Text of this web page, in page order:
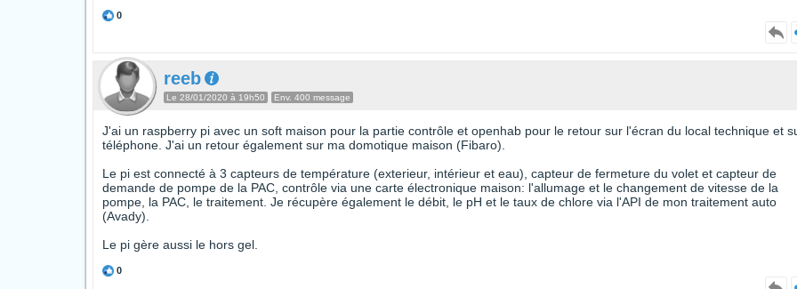
0
reeb
Le 28/01/2020 à 19h50 Env. 400 message
J'ai un raspberry pi avec un soft maison pour la partie contrôle et openhab pour le retour sur l'écran du local technique et
téléphone. J'ai un retour également sur ma domotique maison (Fibaro).
Le pi est connecté à 3 capteurs de température (exterieur, intérieur et eau), capteur de fermeture du volet et capteur de
demande de pompe de la PAC, contrôle via une carte électronique maison: l'allumage et le changement de vitesse de la
pompe, la PAC, le traitement. Je récupère également le débit, le pH et le taux de chlore via l'API de mon traitement auto
(Avady).
Le pi gère aussi le hors gel.
0